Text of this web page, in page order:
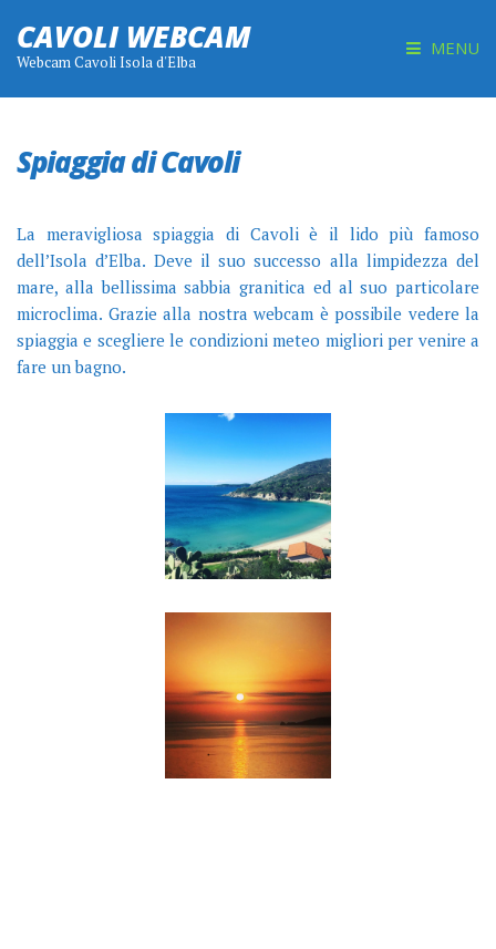
CAVOLI WEBCAM
Webcam Cavoli Isola d'Elba
MENU
Spiaggia di Cavoli
La meravigliosa spiaggia di Cavoli è il lido più famoso
dell’Isola d’Elba. Deve il suo successo alla limpidezza del
mare, alla bellissima sabbia granitica ed al suo particolare
microclima. Grazie alla nostra webcam è possibile vedere la
spiaggia e scegliere le condizioni meteo migliori per venire a
fare un bagno.